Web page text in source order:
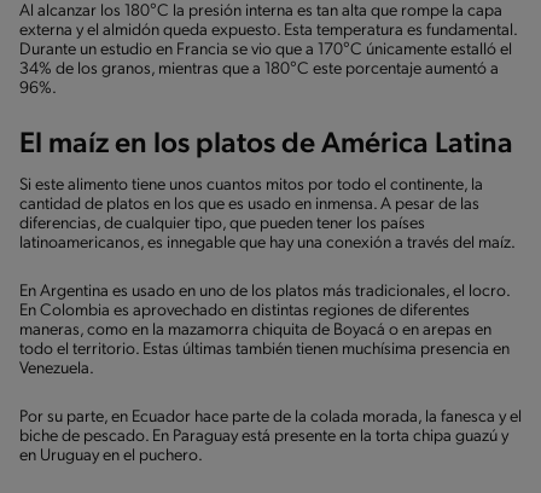
Al alcanzar los 180°C la presión interna es tan alta que rompe la capa
externa y el almidón queda expuesto. Esta temperatura es fundamental.
Durante un estudio en Francia se vio que a 170°C únicamente estalló el
34% de los granos, mientras que a 180°C este porcentaje aumentó a
96%.
El maíz en los platos de América Latina
Si este alimento tiene unos cuantos mitos por todo el continente, la
cantidad de platos en los que es usado en inmensa. A pesar de las
diferencias, de cualquier tipo, que pueden tener los países
latinoamericanos, es innegable que hay una conexión a través del maíz.
En Argentina es usado en uno de los platos más tradicionales, el locro.
En Colombia es aprovechado en distintas regiones de diferentes
maneras, como en la mazamorra chiquita de Boyacá o en arepas en
todo el territorio. Estas últimas también tienen muchísima presencia en
Venezuela.
Por su parte, en Ecuador hace parte de la colada morada, la fanesca y el
biche de pescado. En Paraguay está presente en la torta chipa guazú y
en Uruguay en el puchero.